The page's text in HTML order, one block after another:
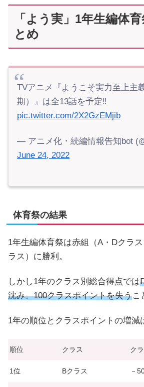
「よう実」1年生編体
とめ
TVアニメ『ようこそ実力至上主
期）』は全13話を予定‼️
pic.twitter.com/2X2GzEMjib
— アニメ化・続編情報告知bot
June 24, 2022
体育祭の結果
1年生編体育祭は赤組（A・Dクラ
ラス）に勝利。
しかし1年のクラス別総合得点では
沈み、100クラスポイントを失うこ
1年の順位とクラスポイントの増減
順位 クラス ク
1位 Bクラス －